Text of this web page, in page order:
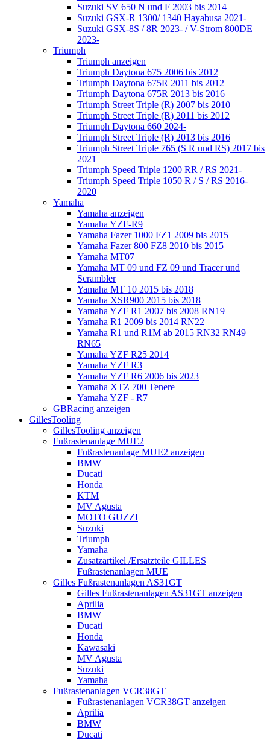
Suzuki SV 650 N und F 2003 bis 2014
Suzuki GSX-R 1300/ 1340 Hayabusa 2021-
Suzuki GSX-8S / 8R 2023- / V-Strom 800DE
2023-
Triumph
Triumph anzeigen
Triumph Daytona 675 2006 bis 2012
Triumph Daytona 675R 2011 bis 2012
Triumph Daytona 675R 2013 bis 2016
Triumph Street Triple (R) 2007 bis 2010
Triumph Street Triple (R) 2011 bis 2012
Triumph Daytona 660 2024-
Triumph Street Triple (R) 2013 bis 2016
Triumph Street Triple 765 (S R und RS) 2017 bis
2021
Triumph Speed Triple 1200 RR / RS 2021-
Triumph Speed Triple 1050 R / S / RS 2016-
2020
Yamaha
Yamaha anzeigen
Yamaha YZF-R9
Yamaha Fazer 1000 FZ1 2009 bis 2015
Yamaha Fazer 800 FZ8 2010 bis 2015
Yamaha MT07
Yamaha MT 09 und FZ 09 und Tracer und
Scrambler
Yamaha MT 10 2015 bis 2018
Yamaha XSR900 2015 bis 2018
Yamaha YZF R1 2007 bis 2008 RN19
Yamaha R1 2009 bis 2014 RN22
Yamaha R1 und R1M ab 2015 RN32 RN49
RN65
Yamaha YZF R25 2014
Yamaha YZF R3
Yamaha YZF R6 2006 bis 2023
Yamaha XTZ 700 Tenere
Yamaha YZF - R7
GBRacing anzeigen
GillesTooling
GillesTooling anzeigen
Fußrastenanlage MUE2
Fußrastenanlage MUE2 anzeigen
BMW
Ducati
Honda
KTM
MV Agusta
MOTO GUZZI
Suzuki
Triumph
Yamaha
Zusatzartikel /Ersatzteile GILLES
Fußrastenanlagen MUE
Gilles Fußrastenanlagen AS31GT
Gilles Fußrastenanlagen AS31GT anzeigen
Aprilia
BMW
Ducati
Honda
Kawasaki
MV Agusta
Suzuki
Yamaha
Fußrastenanlagen VCR38GT
Fußrastenanlagen VCR38GT anzeigen
Aprilia
BMW
Ducati